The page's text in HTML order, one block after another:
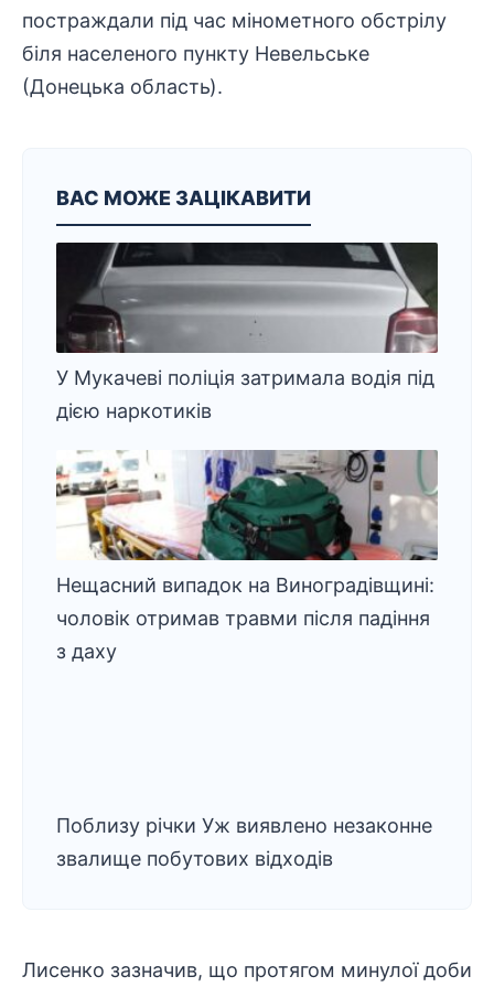
постраждали під час мінометного обстрілу
біля населеного пункту Невельське
(Донецька область).
ВАС МОЖЕ ЗАЦІКАВИТИ
У Мукачеві поліція затримала водія під
дією наркотиків
Нещасний випадок на Виноградівщині:
чоловік отримав травми після падіння
з даху
Поблизу річки Уж виявлено незаконне
звалище побутових відходів
Лисенко зазначив, що протягом минулої доби